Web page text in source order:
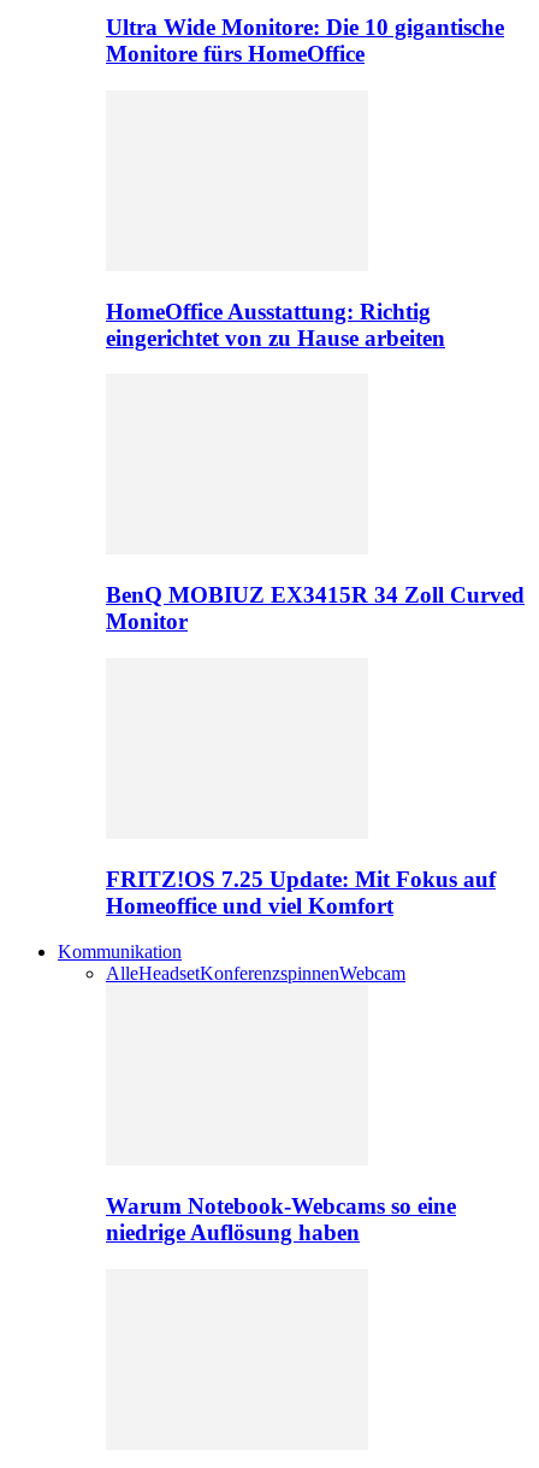
Ultra Wide Monitore: Die 10 gigantische
Monitore fürs HomeOffice
HomeOffice Ausstattung: Richtig
eingerichtet von zu Hause arbeiten
BenQ MOBIUZ EX3415R 34 Zoll Curved
Monitor
FRITZ!OS 7.25 Update: Mit Fokus auf
Homeoffice und viel Komfort
Kommunikation
AlleHeadsetKonferenzspinnenWebcam
Warum Notebook-Webcams so eine
niedrige Auflösung haben